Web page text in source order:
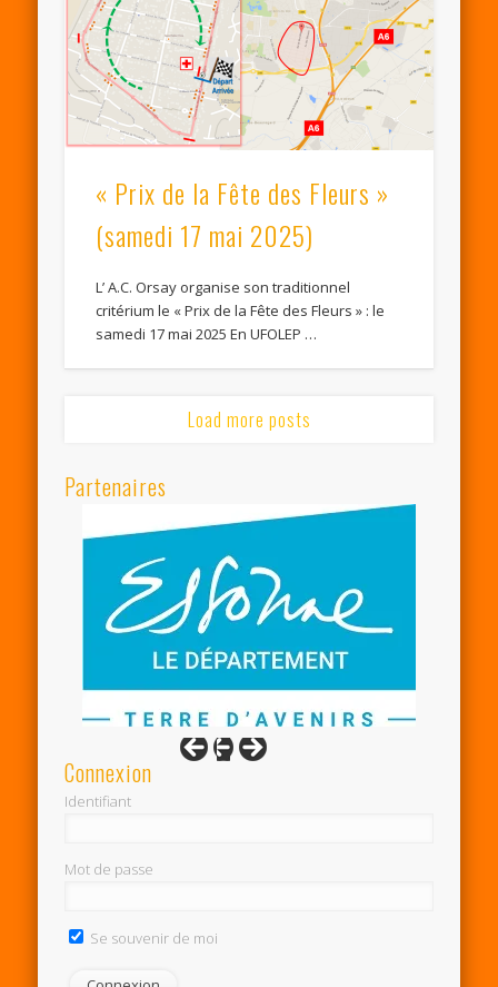
« Prix de la Fête des Fleurs »
(samedi 17 mai 2025)
L’ A.C. Orsay organise son traditionnel
critérium le « Prix de la Fête des Fleurs » : le
samedi 17 mai 2025 En UFOLEP …
Load more posts
Partenaires
Connexion
Identifiant
Mot de passe
Se souvenir de moi